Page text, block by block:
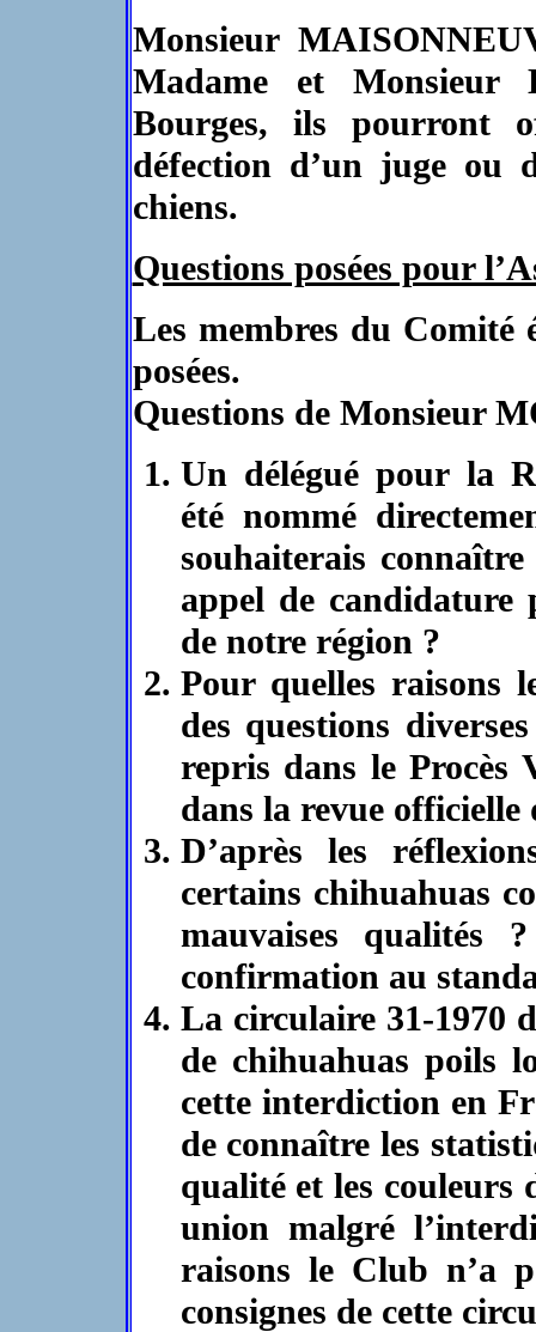
Monsieur
Madame et Monsieur
Bourges, ils pourront
défection d’un juge ou
chiens.
Questions posées pour
Les membres du Comité
posées.
Questions de Monsieur
Un délégué pour la
été nommé
souhaiterais
appel de candidature
de notre région ?
Pour quelles raisons
des questions
repris dans le Procès
dans la revue
D’après les
certains chihuahuas
mauvaises qualités
confirmation au
La circulaire 31-1970
de chihuahuas poils
cette interdiction en
de connaître les
qualité et les couleurs
union malgré
raisons le Club n’a
consignes de cette